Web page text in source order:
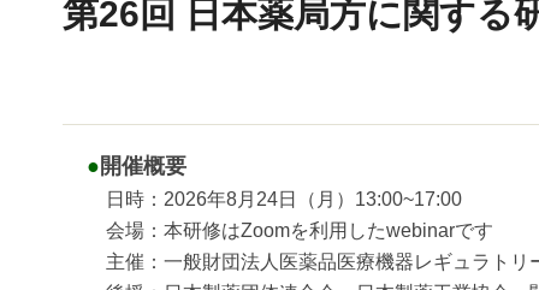
第26回 日本薬局方に関する
● 開催概要
日時：2026年8月24日（月）13:00~17:00
会場：本研修はZoomを利用したwebinarです
主催：一般財団法人医薬品医療機器レギュラトリ